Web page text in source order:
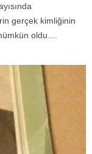
gerçek kimliğinin
oldu....